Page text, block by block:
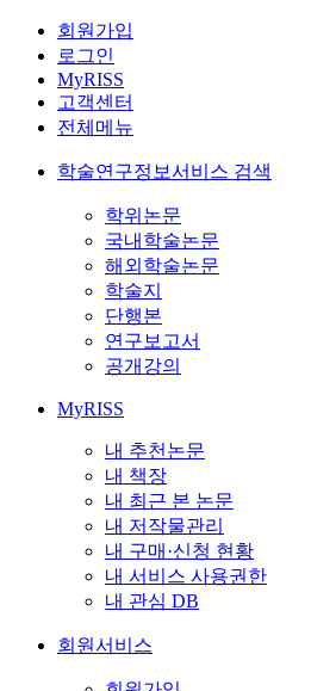
회원가입
로그인
MyRISS
고객센터
전체메뉴
학술연구정보서비스 검색
학위논문
국내학술논문
해외학술논문
학술지
단행본
연구보고서
공개강의
MyRISS
내 추천논문
내 책장
내 최근 본 논문
내 저작물관리
내 구매·신청 현황
내 서비스 사용권한
내 관심 DB
회원서비스